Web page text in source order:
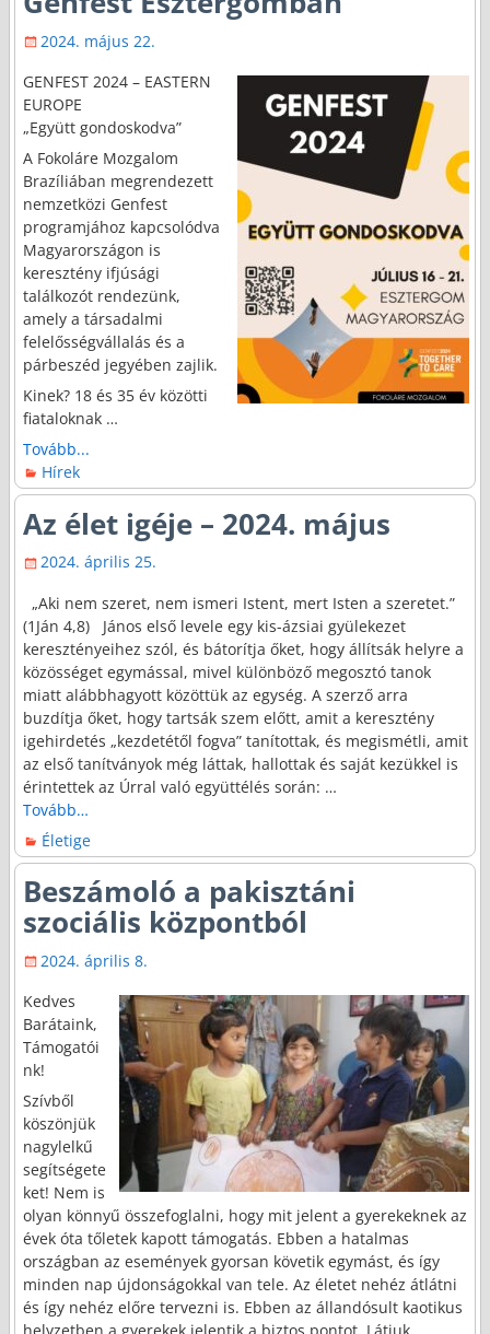
2024. május 22.
GENFEST 2024 – EASTERN
EUROPE
„Együtt gondoskodva”
A Fokoláre Mozgalom
Brazíliában megrendezett
nemzetközi Genfest
programjához kapcsolódva
Magyarországon is
keresztény ifjúsági
találkozót rendezünk,
amely a társadalmi
felelősségvállalás és a
párbeszéd jegyében zajlik.
Kinek? 18 és 35 év közötti
fiataloknak …
Tovább...
Hírek
Az élet igéje – 2024. május
2024. április 25.
„Aki nem szeret, nem ismeri Istent, mert Isten a szeretet.”
(1Ján 4,8) János első levele egy kis-ázsiai gyülekezet
keresztényeihez szól, és bátorítja őket, hogy állítsák helyre a
közösséget egymással, mivel különböző megosztó tanok
miatt alábbhagyott közöttük az egység. A szerző arra
buzdítja őket, hogy tartsák szem előtt, amit a keresztény
igehirdetés „kezdetétől fogva” tanítottak, és megismétli, amit
az első tanítványok még láttak, hallottak és saját kezükkel is
érintettek az Úrral való együttélés során: …
Tovább…
Életige
Beszámoló a pakisztáni
szociális központból
2024. április 8.
Kedves
Barátaink,
Támogatói
nk!
Szívből
köszönjük
nagylelkű
segítségete
ket! Nem is
olyan könnyű összefoglalni, hogy mit jelent a gyerekeknek az
évek óta tőletek kapott támogatás. Ebben a hatalmas
országban az események gyorsan követik egymást, és így
minden nap újdonságokkal van tele. Az életet nehéz átlátni
és így nehéz előre tervezni is. Ebben az állandósult kaotikus